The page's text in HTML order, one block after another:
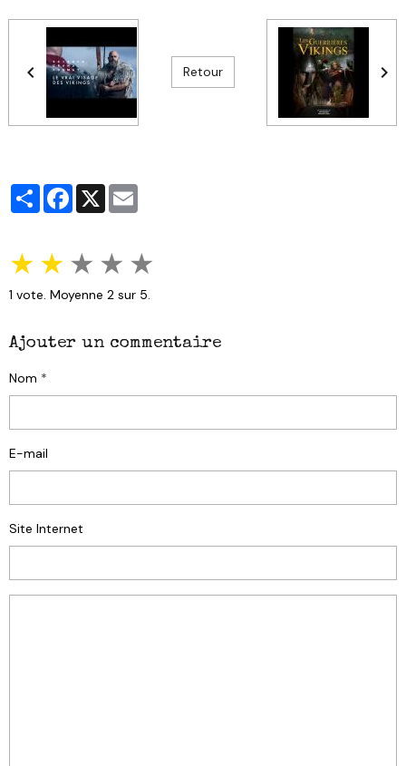
Retour
PartagerFacebook
X
★★★ ★ ★
1 vote. Moyenne 2 sur 5.
Ajouter un commentaire
Nom
E-mail
Site Internet